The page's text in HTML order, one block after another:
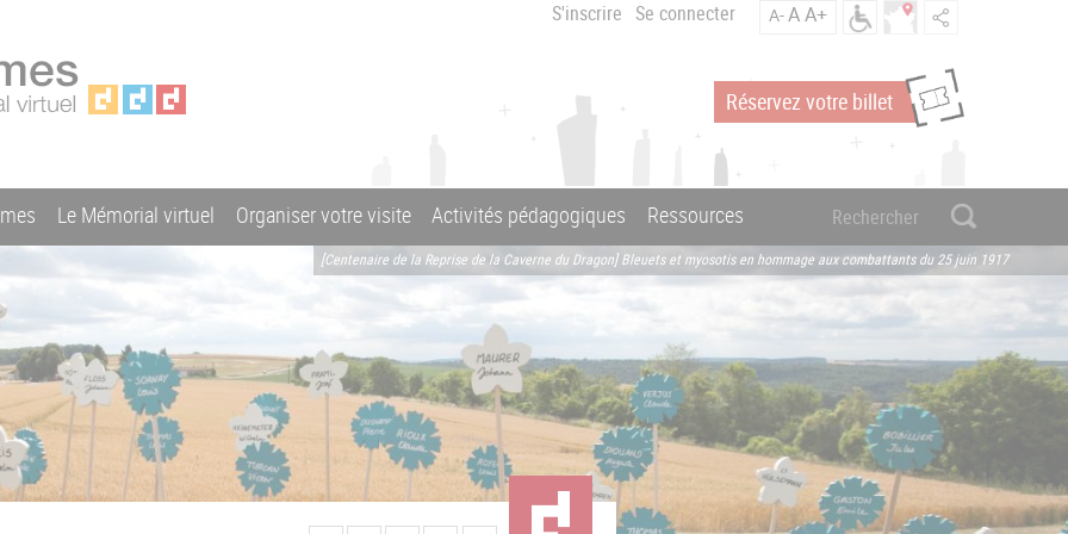
S'inscrire Se connecter A-AA+
Réservez votre billet
Le Mémorial virtuel Organiser votre visite Activités pédagogiques Ressources
[Centenaire de la Reprise de la Caverne du Dragon] Bleuets et myosotis en hommage aux combattants du 25 juin 1917